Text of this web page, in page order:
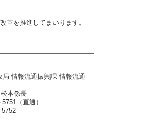
革を推進してまいります。
情報流通振興課 情報流通
本係長
（直通）